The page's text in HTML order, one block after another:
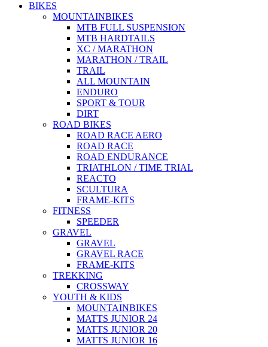
BIKES
MOUNTAINBIKES
MTB FULL SUSPENSION
MTB HARDTAILS
XC / MARATHON
MARATHON / TRAIL
TRAIL
ALL MOUNTAIN
ENDURO
SPORT & TOUR
DIRT
ROAD BIKES
ROAD RACE AERO
ROAD RACE
ROAD ENDURANCE
TRIATHLON / TIME TRIAL
REACTO
SCULTURA
FRAME-KITS
FITNESS
SPEEDER
GRAVEL
GRAVEL
GRAVEL RACE
FRAME-KITS
TREKKING
CROSSWAY
YOUTH & KIDS
MOUNTAINBIKES
MATTS JUNIOR 24
MATTS JUNIOR 20
MATTS JUNIOR 16